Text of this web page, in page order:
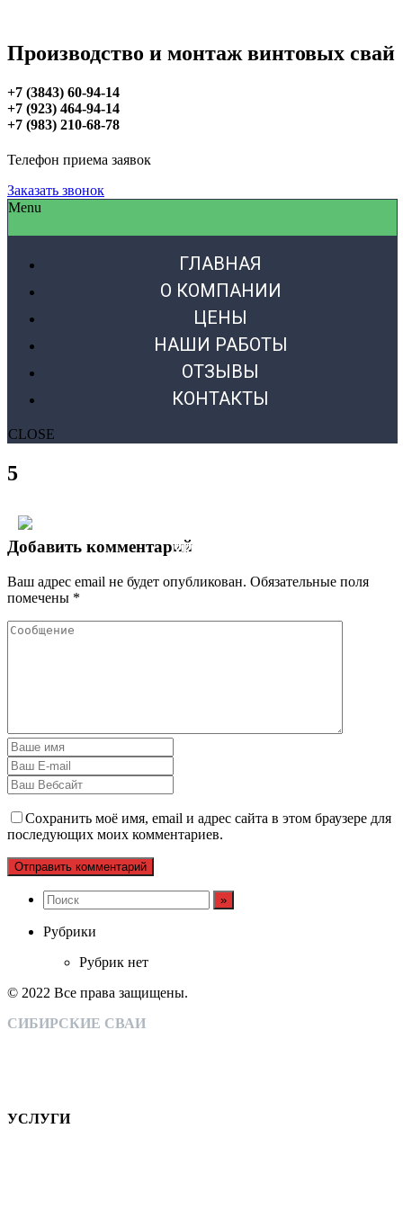
Производство и монтаж винтовых свай
+7 (3843) 60-94-14
+7 (923) 464-94-14
+7 (983) 210-68-78
Телефон приема заявок
Заказать звонок
Menu
ГЛАВНАЯ
О КОМПАНИИ
ЦЕНЫ
НАШИ РАБОТЫ
ОТЗЫВЫ
КОНТАКТЫ
CLOSE
5
Добавить комментарий
Ваш адрес email не будет опубликован. Обязательные поля
помечены *
Сохранить моё имя, email и адрес сайта в этом браузере для
последующих моих комментариев.
Рубрики
Рубрик нет
© 2022 Все права защищены.
СИБИРСКИЕ СВАИ
УСЛУГИ